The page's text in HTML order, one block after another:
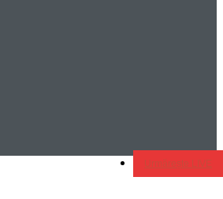
Urmărește LIVE